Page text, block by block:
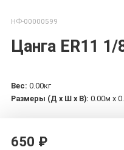
НФ-00000599
Цанга ER11
Вес: 0.00кг
Размеры (Д х Ш х В): 0.00м x
650 ₽